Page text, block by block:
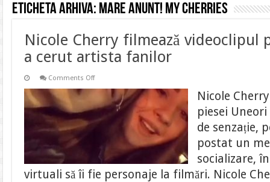
Eticheta arhiva: MARE ANUNT! My cherries
Nicole Cherry filmează videoclipul
a cerut artista fanilor
Comments Offon
filmează
videoclipul
piesei
Uneori.
cerut
artista
fanilor
Nicole
piesei
de senzație,
postat un
socializare,
virtuali să îi fie personaje la filmări. Nicole